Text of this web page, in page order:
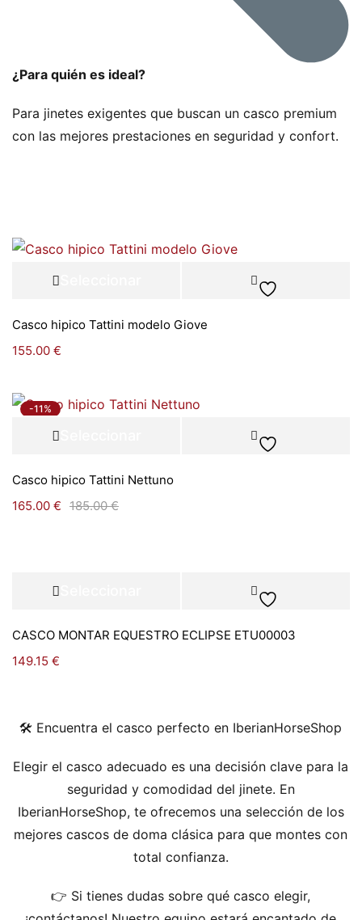
¿Para quién es ideal?
Para jinetes exigentes que buscan un casco premium
con las mejores prestaciones en seguridad y confort.
Casco hipico Tattini modelo Giove
155.00 €
opciones
-11%
Casco hipico Tattini Nettuno
185.00€
165.00 €
opciones
CASCO MONTAR EQUESTRO ECLIPSE ETU00003
149.15 €
opciones
🛠️ Encuentra el casco perfecto en IberianHorseShop
Elegir el casco adecuado es una decisión clave para la
seguridad y comodidad del jinete. En
IberianHorseShop, te ofrecemos una selección de los
mejores cascos de doma clásica para que montes con
total confianza.
👉 Si tienes dudas sobre qué casco elegir,